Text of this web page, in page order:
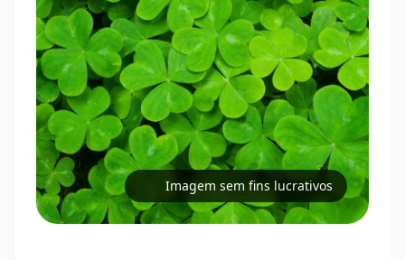
Imagem sem fins lucrativos